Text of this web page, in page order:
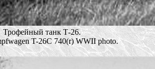
Трофейный танк Т-26.
T-26C 740(r) WWII photo.